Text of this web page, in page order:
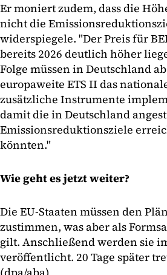
Er moniert zudem, dass die
nicht die
widerspiegele. "Der Preis für
bereits 2026 deutlich höher
Folge müssen in Deutschland
europaweite ETS II das
zusätzliche Instrumente
damit die in Deutschland
Emissionsreduktionsziele
könnten."
Wie geht es jetzt weiter?
Die EU-Staaten müssen den
zustimmen, was aber als
gilt. Anschließend werden sie
veröffentlicht. 20 Tage später